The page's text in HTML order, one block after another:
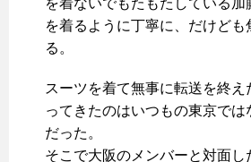
を着ないでもたもたしている加
を着るように丁寧に、だけども
る。
スーツを着て無事に転送を終え
ってきたのはいつもの東京では
だった。
そこで大阪のメンバーと対面し